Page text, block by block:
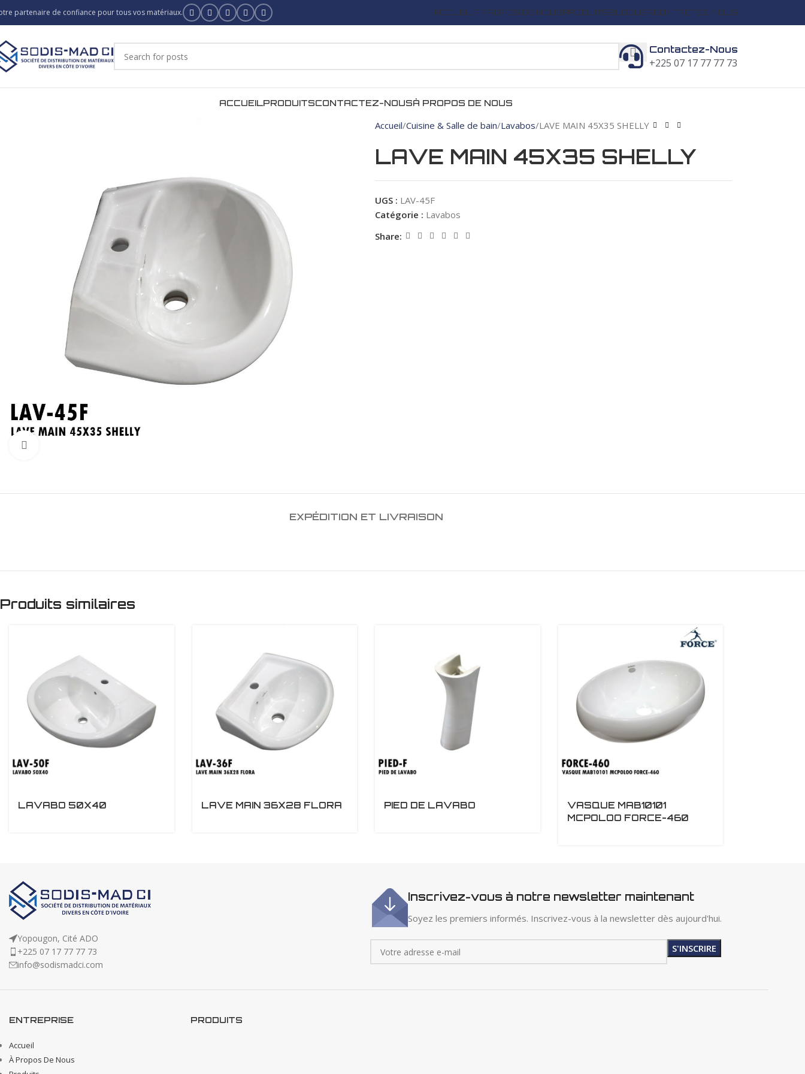
partenaire de confiance pour tous vos matériaux. ACCUEILÀ PROPOS DE NOUSPRODUITSBLOGUERCONTACTEZ-NOUS
Contactez-Nous
+225 07 17 77 77 73
ACCUEILPRODUITSCONTACTEZ-NOUSÀ PROPOS DE NOUS
Accueil Cuisine & Salle de bain Lavabos LAVE MAIN 45X35 SHELLY
LAVE MAIN 45X35 SHELLY
UGS : LAV-45F
Catégorie : Lavabos
Share:
EXPÉDITION ET LIVRAISON
Produits similaires
LAVABO 50X40 LAVE MAIN 36X28 FLORA PIED DE LAVABO
VASQUE MAB10101
MCPOLOO FORCE-460
Yopougon, Cité ADO
+225 07 17 77 77 73
info@sodismadci.com
Inscrivez-vous à notre newsletter maintenant
Soyez les premiers informés. Inscrivez-vous à la newsletter dès aujourd'hui.
ENTREPRISE
Accueil
À Propos De Nous
PRODUITS